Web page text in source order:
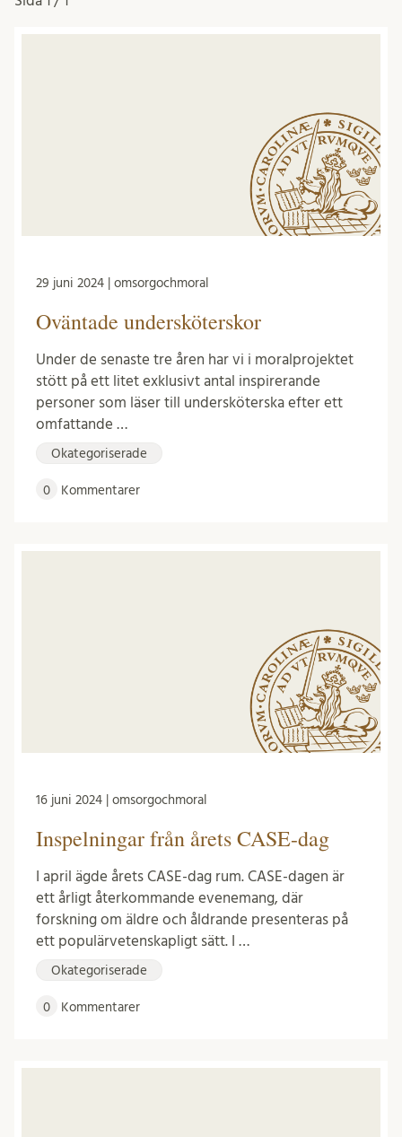
29 juni 2024 | omsorgochmoral
Oväntade undersköterskor
Under de senaste tre åren har vi i moralprojektet
stött på ett litet exklusivt antal inspirerande
personer som läser till undersköterska efter ett
omfattande …
Okategoriserade
0 Kommentarer
16 juni 2024 | omsorgochmoral
Inspelningar från årets CASE-dag
I april ägde årets CASE-dag rum. CASE-dagen är
ett årligt återkommande evenemang, där
forskning om äldre och åldrande presenteras på
ett populärvetenskapligt sätt. I …
Okategoriserade
0 Kommentarer